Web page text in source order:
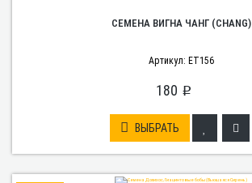
СЕМЕНА ВИГНА ЧАНГ (CHANG)
Артикул: ET156
180 p
ВЫБРАТЬ